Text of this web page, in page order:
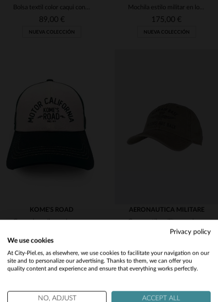
TALLAS DISPONIBLES
TU
Bolsa textil color caqui con parches de Von Dutch
89,00 €
NUEVA COLECCIÓN
TALLAS DISPONIBLES
Mochila estilo militar en lona de algodón color caqui
175,00 €
NUEVA COLECCIÓN
KOME'S ROAD
Gorra de malla verde oscuro y blanca con logotipo impreso.
AERONAUTICA MILITARE
Gorra estilo militar verde hoja
45,00 €
Would you like to be redirected to our English site?
No
Yes
Privacy policy
We use cookies
At City-Piel.es, as elsewhere, we use cookies to facilitate your navigation on our
site and to personalize our advertising. Thanks to them, we can offer you
quality content and experience and ensure that everything works perfectly.
NO, ADJUST ACCEPT ALL